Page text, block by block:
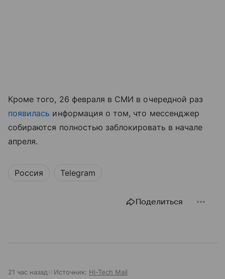
Кроме того, 26 февраля в СМИ в очередной раз
появилась информация о том, что мессенджер
собираются полностью заблокировать в начале
апреля.
Россия Telegram
Поделиться
21 час назад Источник: Hi-Tech Mail